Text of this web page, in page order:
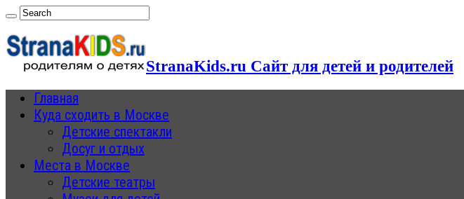
StranaKids.ru Сайт для детей и родителей
Главная
Куда сходить в Москве
Детские спектакли
Досуг и отдых
Места в Москве
Детские театры